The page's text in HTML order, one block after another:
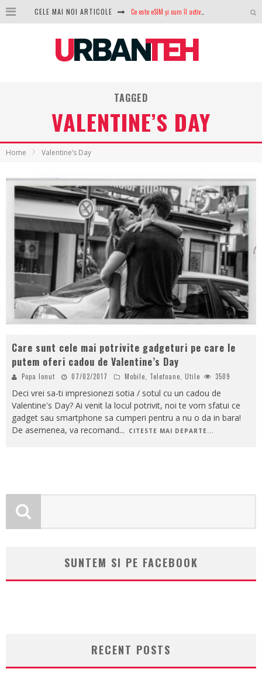
CELE MAI NOI ARTICOLE Ce este eSIM și cum îl activezi pe telefon? Ghid complet pentru Android și iPhone
TAGGED
VALENTINE’S DAY
Home Valentine’s Day
Care sunt cele mai potrivite gadgeturi pe care le
putem oferi cadou de Valentine’s Day
Popa Ionut 07/02/2017 Mobile, Telefoane, Utile 3509
Deci vrei sa-ti impresionezi sotia / sotul cu un cadou de
Valentine's Day? Ai venit la locul potrivit, noi te vom sfatui ce
gadget sau smartphone sa cumperi pentru a nu o da in bara!
De asemenea, va recomand... CITESTE MAI DEPARTE...
SUNTEM SI PE FACEBOOK
RECENT POSTS